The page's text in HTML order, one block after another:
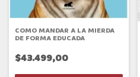
COMO MANDAR A LA MIERDA
DE FORMA EDUCADA
$43.499,00